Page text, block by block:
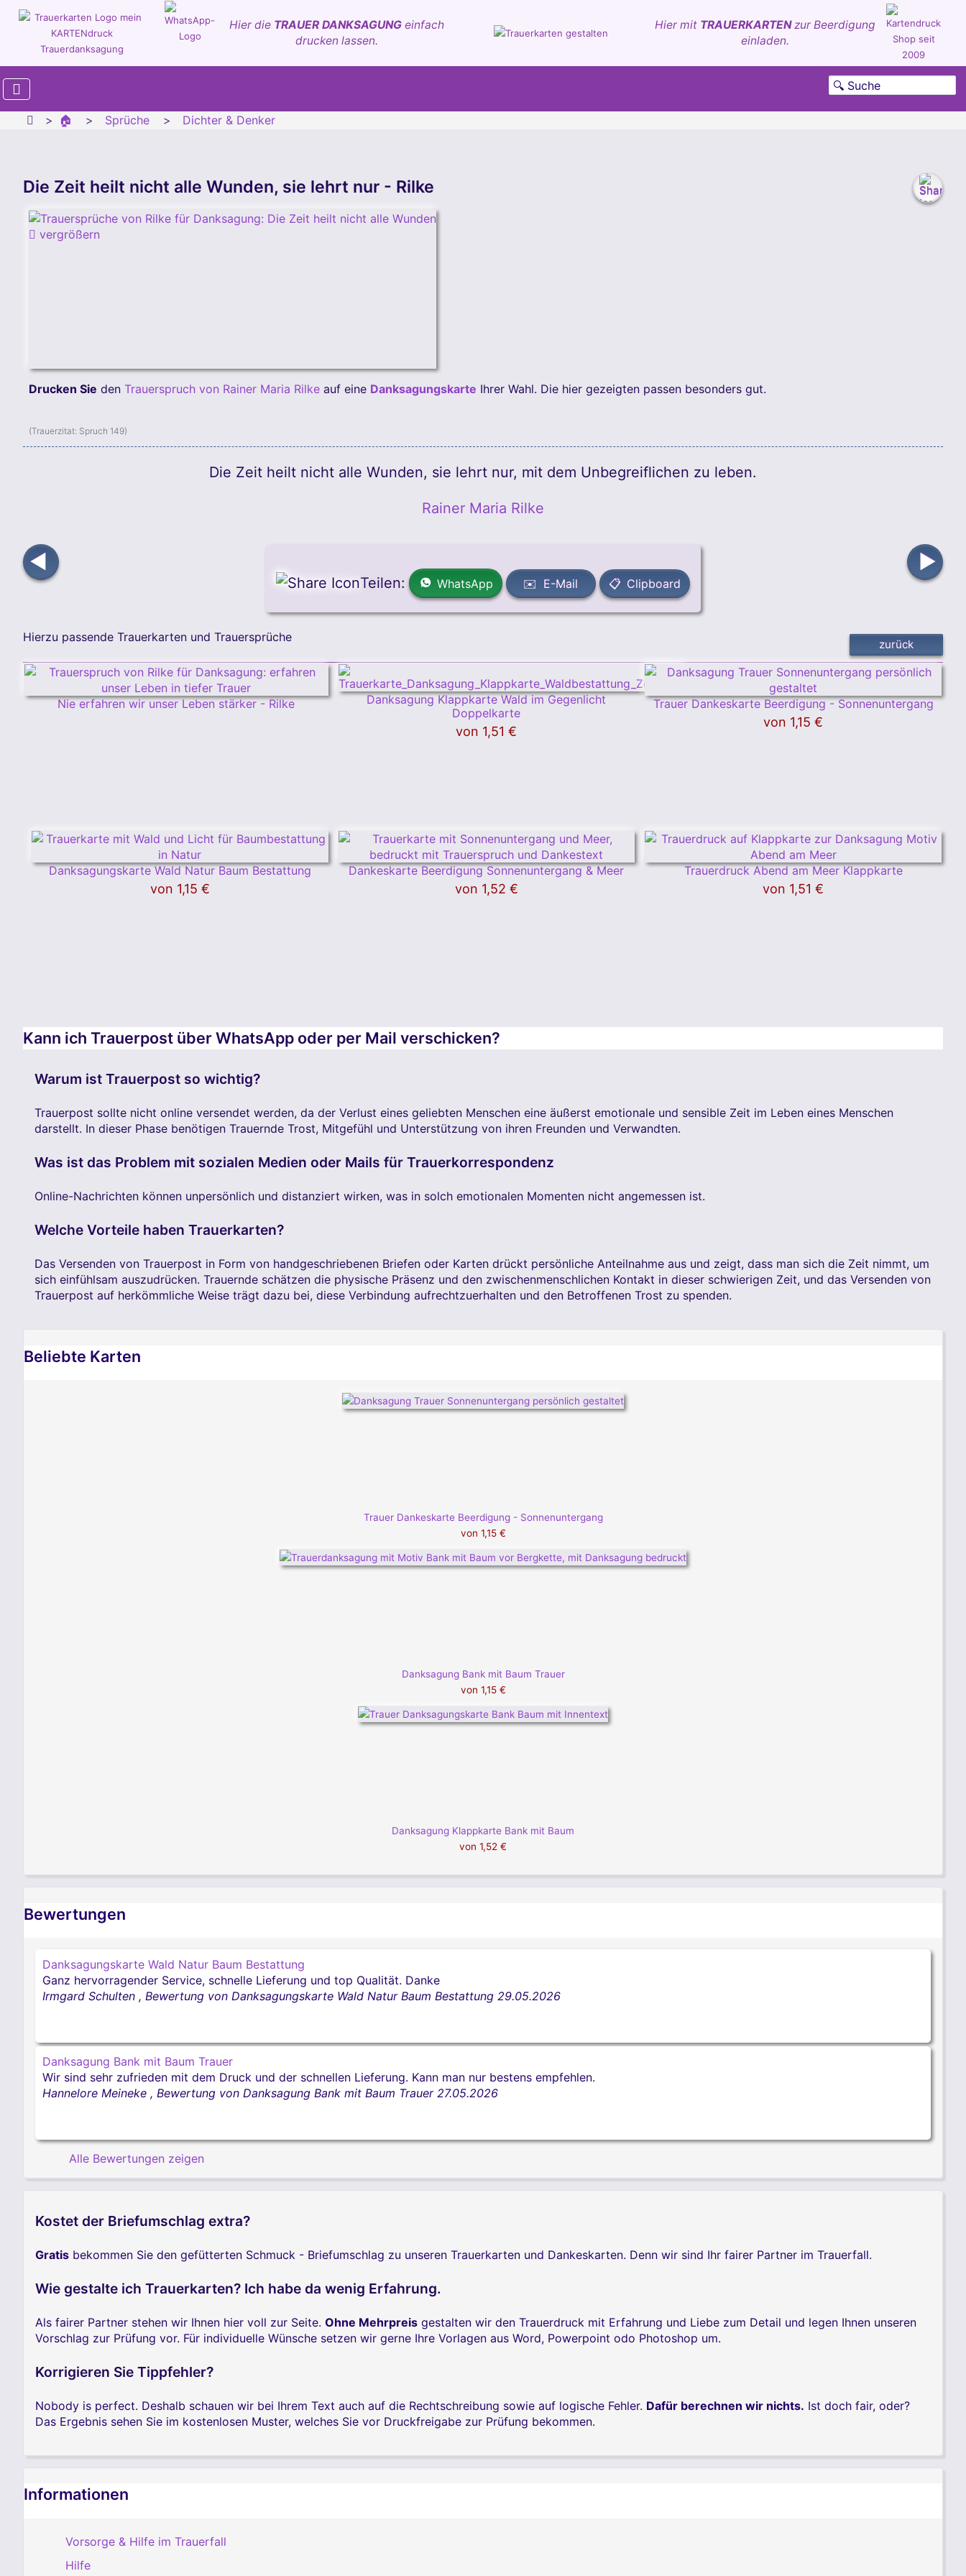
Hier die TRAUER DANKSAGUNG einfach
drucken lassen.
Hier mit TRAUERKARTENzur Beerdigung
einladen.
🏠 Sprüche Dichter & Denker
Die Zeit heilt nicht alle Wunden, sie lehrt nur - Rilke
vergrößern
Drucken Sie den Trauerspruch von Rainer Maria Rilke auf eine Danksagungskarte Ihrer Wahl. Die hier gezeigten passen besonders gut.
(Trauerzitat: Spruch 149)
Die Zeit heilt nicht alle Wunden, sie lehrt nur, mit dem Unbegreiflichen zu leben.
Rainer Maria Rilke
◀
Teilen: WhatsApp ✉️ E-Mail 📋 Clipboard
▶
Hierzu passende Trauerkarten und Trauersprüche
Nie erfahren wir unser Leben stärker - Rilke
Danksagung Klappkarte Wald im Gegenlicht
Doppelkarte
von 1,51 €
Trauer Dankeskarte Beerdigung - Sonnenuntergang
von 1,15 €
Danksagungskarte Wald Natur Baum Bestattung
von 1,15 €
Dankeskarte Beerdigung Sonnenuntergang & Meer
von 1,52 €
Trauerdruck Abend am Meer Klappkarte
von 1,51 €
Kann ich Trauerpost über WhatsApp oder per Mail verschicken?
Warum ist Trauerpost so wichtig?
Trauerpost sollte nicht online versendet werden, da der Verlust eines geliebten Menschen eine äußerst emotionale und sensible Zeit im Leben eines Menschen
darstellt. In dieser Phase benötigen Trauernde Trost, Mitgefühl und Unterstützung von ihren Freunden und Verwandten.
Was ist das Problem mit sozialen Medien oder Mails für Trauerkorrespondenz
Online-Nachrichten können unpersönlich und distanziert wirken, was in solch emotionalen Momenten nicht angemessen ist.
Welche Vorteile haben Trauerkarten?
Das Versenden von Trauerpost in Form von handgeschriebenen Briefen oder Karten drückt persönliche Anteilnahme aus und zeigt, dass man sich die Zeit nimmt, um
sich einfühlsam auszudrücken. Trauernde schätzen die physische Präsenz und den zwischenmenschlichen Kontakt in dieser schwierigen Zeit, und das Versenden von
Trauerpost auf herkömmliche Weise trägt dazu bei, diese Verbindung aufrechtzuerhalten und den Betroffenen Trost zu spenden.
Beliebte Karten
Trauer Dankeskarte Beerdigung - Sonnenuntergang
von 1,15 €
Danksagung Bank mit Baum Trauer
von 1,15 €
Danksagung Klappkarte Bank mit Baum
von 1,52 €
Bewertungen
Danksagungskarte Wald Natur Baum Bestattung
Ganz hervorragender Service, schnelle Lieferung und top Qualität. Danke
Irmgard Schulten , Bewertung von Danksagungskarte Wald Natur Baum Bestattung 29.05.2026
Danksagung Bank mit Baum Trauer
Wir sind sehr zufrieden mit dem Druck und der schnellen Lieferung. Kann man nur bestens empfehlen.
Hannelore Meineke , Bewertung von Danksagung Bank mit Baum Trauer 27.05.2026
Alle Bewertungen zeigen
Kostet der Briefumschlag extra?
Gratis bekommen Sie den gefütterten Schmuck - Briefumschlag zu unseren Trauerkarten und Dankeskarten. Denn wir sind Ihr fairer Partner im Trauerfall.
Wie gestalte ich Trauerkarten? Ich habe da wenig Erfahrung.
Als fairer Partner stehen wir Ihnen hier voll zur Seite. Ohne Mehrpreis gestalten wir den Trauerdruck mit Erfahrung und Liebe zum Detail und legen Ihnen unseren
Vorschlag zur Prüfung vor. Für individuelle Wünsche setzen wir gerne Ihre Vorlagen aus Word, Powerpoint odo Photoshop um.
Korrigieren Sie Tippfehler?
Nobody is perfect. Deshalb schauen wir bei Ihrem Text auch auf die Rechtschreibung sowie auf logische Fehler. Dafür berechnen wir nichts. Ist doch fair, oder?
Das Ergebnis sehen Sie im kostenlosen Muster, welches Sie vor Druckfreigabe zur Prüfung bekommen.
Informationen
Vorsorge & Hilfe im Trauerfall
Hilfe